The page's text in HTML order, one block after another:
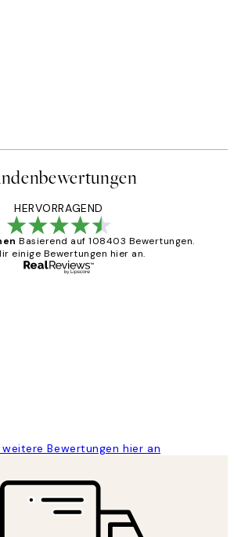
HERVORRAGEND
Basierend auf 108403 Bewertungen.
einige Bewertungen hier an.
Bewertungen hier an